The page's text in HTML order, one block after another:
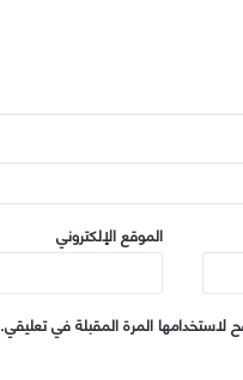
الموقع الإلكتروني
لاستخدامها المرة المقبلة في تعليقي.